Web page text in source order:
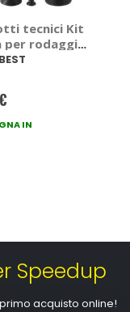
tecnici Kit
per rodaggio
- AUTOBEST
IN
Speedup
acquisto online!